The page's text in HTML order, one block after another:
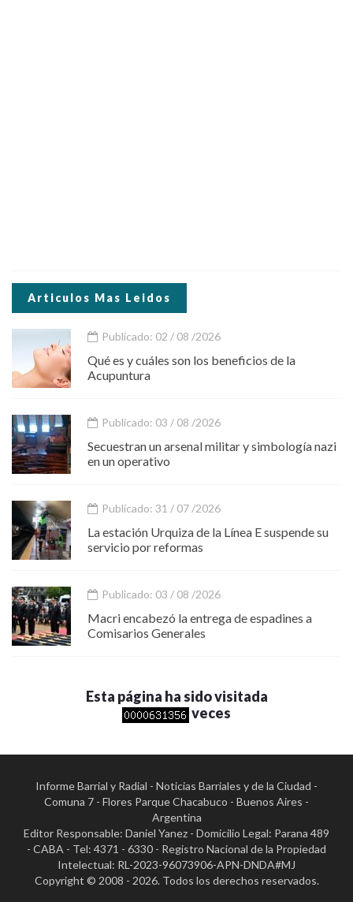
Articulos Mas Leidos
Publicado: 02 / 08 /2026
Qué es y cuáles son los beneficios de la
Acupuntura
Publicado: 03 / 08 /2026
Secuestran un arsenal militar y simbología nazi
en un operativo
Publicado: 31 / 07 /2026
La estación Urquiza de la Línea E suspende su
servicio por reformas
Publicado: 03 / 08 /2026
Macri encabezó la entrega de espadines a
Comisarios Generales
Esta página ha sido visitada
veces
Informe Barrial y Radial - Noticias Barriales y de la Ciudad -
Comuna 7 - Flores Parque Chacabuco - Buenos Aires -
Argentina
Editor Responsable: Daniel Yanez - Domicilio Legal: Parana 489
- CABA - Tel: 4371 - 6330 - Registro Nacional de la Propiedad
Intelectual: RL-2023-96073906-APN-DNDA#MJ
Copyright © 2008 - 2026. Todos los derechos reservados.